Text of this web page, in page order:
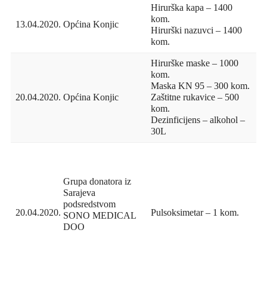
13.04.2020. Općina Konjic
Hirurška kapa – 1400
kom.
Hirurški nazuvci – 1400
kom.
20.04.2020. Općina Konjic
Hirurške maske – 1000
kom.
Maska KN 95 – 300 kom.
Zaštitne rukavice – 500
kom.
Dezinficijens – alkohol –
30L
20.04.2020.
Grupa donatora iz
Sarajeva
podsredstvom
SONO MEDICAL
DOO
Pulsoksimetar – 1 kom.